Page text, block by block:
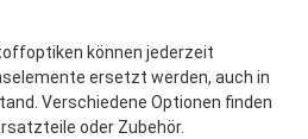
können jederzeit
ersetzt werden, auch in
Verschiedene Optionen finden
oder Zubehör.